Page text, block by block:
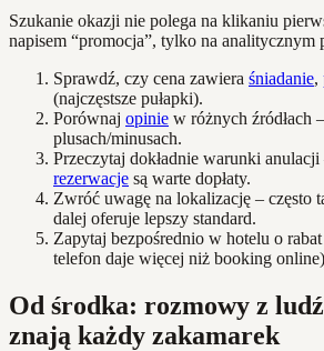
Szukanie okazji nie polega na klikaniu
napisem “promocja”, tylko na analitycznym
Sprawdź, czy cena zawiera śniadanie,
(najczęstsze pułapki).
Porównaj opinie w różnych źródłach
plusach/minusach.
Przeczytaj dokładnie warunki anulacji
rezerwacje są warte dopłaty.
Zwróć uwagę na lokalizację – często
dalej oferuje lepszy standard.
Zapytaj bezpośrednio w hotelu o
telefon daje więcej niż booking
Od środka: rozmowy z
znają każdy zakamarek